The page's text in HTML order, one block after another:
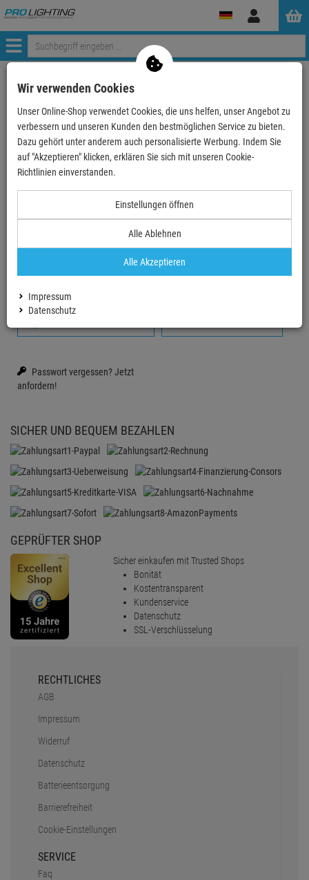
Anmelden
Menü
Mein Konto
Anmeldung
Ihre E-Mail
Passwort
Passwort vergessen?Jetzt
anfordern!
SICHER UND BEQUEM BEZAHLEN
GEPRÜFTER SHOP
Sicher einkaufen mit Trusted Shops
Bonität
Kostentransparent
Kundenservice
Datenschutz
SSL-Verschlüsselung
RECHTLICHES
AGB
Impressum
Widerruf
Datenschutz
Batterieentsorgung
Barrierefreiheit
Cookie-Einstellungen
SERVICE
Faq
Wir verwenden Cookies
Unser Online-Shop verwendet Cookies, die uns helfen, unser Angebot zu
verbessern und unseren Kunden den bestmöglichen Service zu bieten.
Dazu gehört unter anderem auch personalisierte Werbung. Indem Sie
auf "Akzeptieren" klicken, erklären Sie sich mit unseren Cookie-
Richtlinien einverstanden.
Einstellungen öffnen
Alle Ablehnen
Alle Akzeptieren
Impressum
Datenschutz